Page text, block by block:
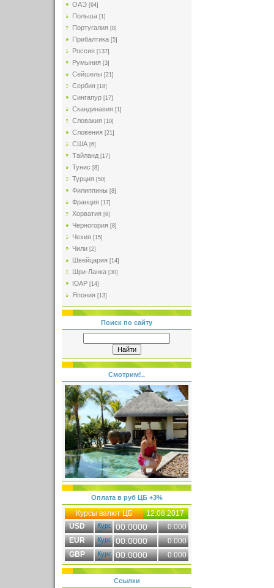
ОАЭ [64]
Польша [1]
Португалия [8]
Прибалтика [5]
Россия [137]
Румыния [3]
Сейшелы [21]
Сербия [18]
Сингапур [17]
Скандинавия [1]
Словакия [10]
Словения [21]
США [6]
Тайланд [17]
Тунис [8]
Турция [50]
Филиппины [8]
Франция [17]
Хорватия [6]
Черногория [8]
Чехия [15]
Чили [2]
Швейцария [14]
Шри-Ланка [30]
ЮАР [14]
Япония [13]
Поиск по сайту
Смотрим!..
Оплата в руб ЦБ +3%
Курсы валют ЦБ
12.08.2017
USD
00.0000
0.000
EUR
00.0000
0.000
GBP
00.0000 0.000
Ссылки